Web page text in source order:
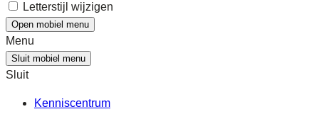
Letterstijl wijzigen
Open mobiel menu
Menu
Sluit mobiel menu
Sluit
Kenniscentrum